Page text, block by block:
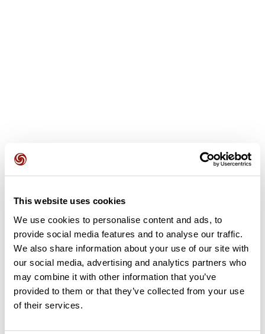
This website uses cookies
We use cookies to personalise content and ads, to
provide social media features and to analyse our traffic.
We also share information about your use of our site with
our social media, advertising and analytics partners who
may combine it with other information that you’ve
provided to them or that they’ve collected from your use
of their services.
Ajouter un avis
Découvrez ce parcours de vélo de 72,2 km à proximité de